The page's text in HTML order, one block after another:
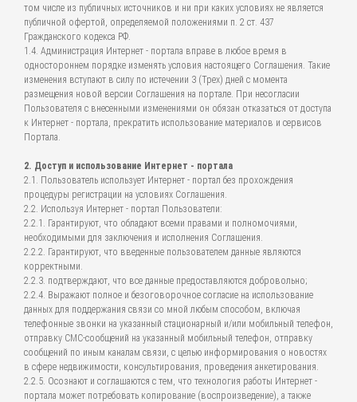
том числе из публичных источников и ни при каких условиях не является
публичной офертой, определяемой положениями п. 2 ст. 437
Гражданского кодекса РФ.
1.4. Администрация Интернет - портала вправе в любое время в
одностороннем порядке изменять условия настоящего Соглашения. Такие
изменения вступают в силу по истечении 3 (Трех) дней с момента
размещения новой версии Соглашения на портале. При несогласии
Пользователя с внесенными изменениями он обязан отказаться от доступа
к Интернет - портала, прекратить использование материалов и сервисов
Портала.
2. Доступ и использование Интернет - портала
2.1. Пользователь использует Интернет - портал без прохождения
процедуры регистрации на условиях Соглашения.
2.2. Используя Интернет - портал Пользователи:
2.2.1. Гарантируют, что обладают всеми правами и полномочиями,
необходимыми для заключения и исполнения Соглашения.
2.2.2. Гарантируют, что введенные пользователем данные являются
корректными.
2.2.3. подтверждают, что все данные предоставляются добровольно;
2.2.4. Выражают полное и безоговорочное согласие на использование
данных для поддержания связи со мной любым способом, включая
телефонные звонки на указанный стационарный и/или мобильный телефон,
отправку СМС-сообщений на указанный мобильный телефон, отправку
сообщений по иным каналам связи, с целью информирования о новостях
в сфере недвижимости, консультирования, проведения анкетирования.
2.2.5. Осознают и соглашаются с тем, что технология работы Интернет -
портала может потребовать копирование (воспроизведение), а также